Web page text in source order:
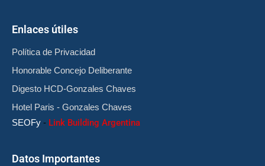
Enlaces útiles
Política de Privacidad
Honorable Concejo Deliberante
Digesto HCD-Gonzales Chaves
Hotel Paris - Gonzales Chaves
SEOFy - Link Building Argentina
Datos Importantes